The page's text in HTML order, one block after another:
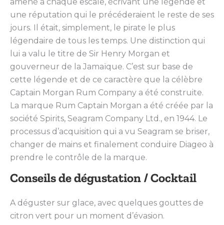
une réputation qui le précéderaient le reste de ses
jours. Il était, simplement, le pirate le plus
légendaire de tous les temps. Une distinction qui
lui a valu le titre de Sir Henry Morgan et
gouverneur de la Jamaïque. C’est sur base de
cette légende et de ce caractère que la célèbre
Captain Morgan Rum Company a été construite.
La marque Rum Captain Morgan a été créée par la
société Spirits, Seagram Company Ltd., en 1944. Le
processus d’acquisition qui a vu Seagram se briser,
changer de mains et finalement conduire Diageo à
prendre le contrôle de la marque.
Conseils de dégustation / Cocktail
A déguster sur glace, avec quelques gouttes de
citron vert pour un moment d’évasion.